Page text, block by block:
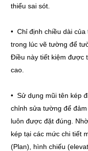
thiểu sai sót.
• Chỉ định chiều dài
trong lúc vẽ tường để
Điều này tiết kiệm được
cao.
• Sử dụng mũi tên kép
chỉnh sửa tường để
luôn được đặt đúng.
kép tại các mức chi tiết
(Plan), hình chiếu